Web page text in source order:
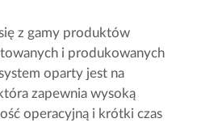
z gamy produktów
i produkowanych
oparty jest na
zapewnia wysoką
operacyjną i krótki czas